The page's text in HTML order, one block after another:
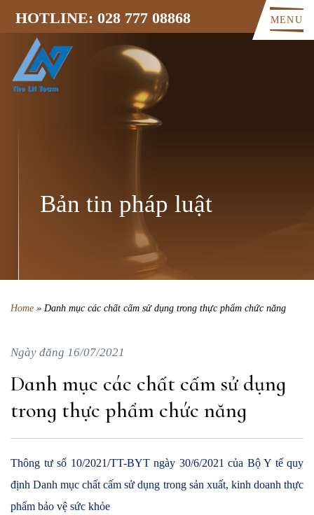
HOTLINE: 028 777 08868 MENU
Bản tin pháp luật
Home » Danh mục các chất cấm sử dụng trong thực phẩm chức năng
Ngày đăng 16/07/2021
Danh mục các chất cấm sử dụng
trong thực phẩm chức năng
Thông tư số 10/2021/TT-BYT ngày 30/6/2021 của Bộ Y tế quy
định Danh mục chất cấm sử dụng trong sản xuất, kinh doanh thực
phẩm bảo vệ sức khỏe